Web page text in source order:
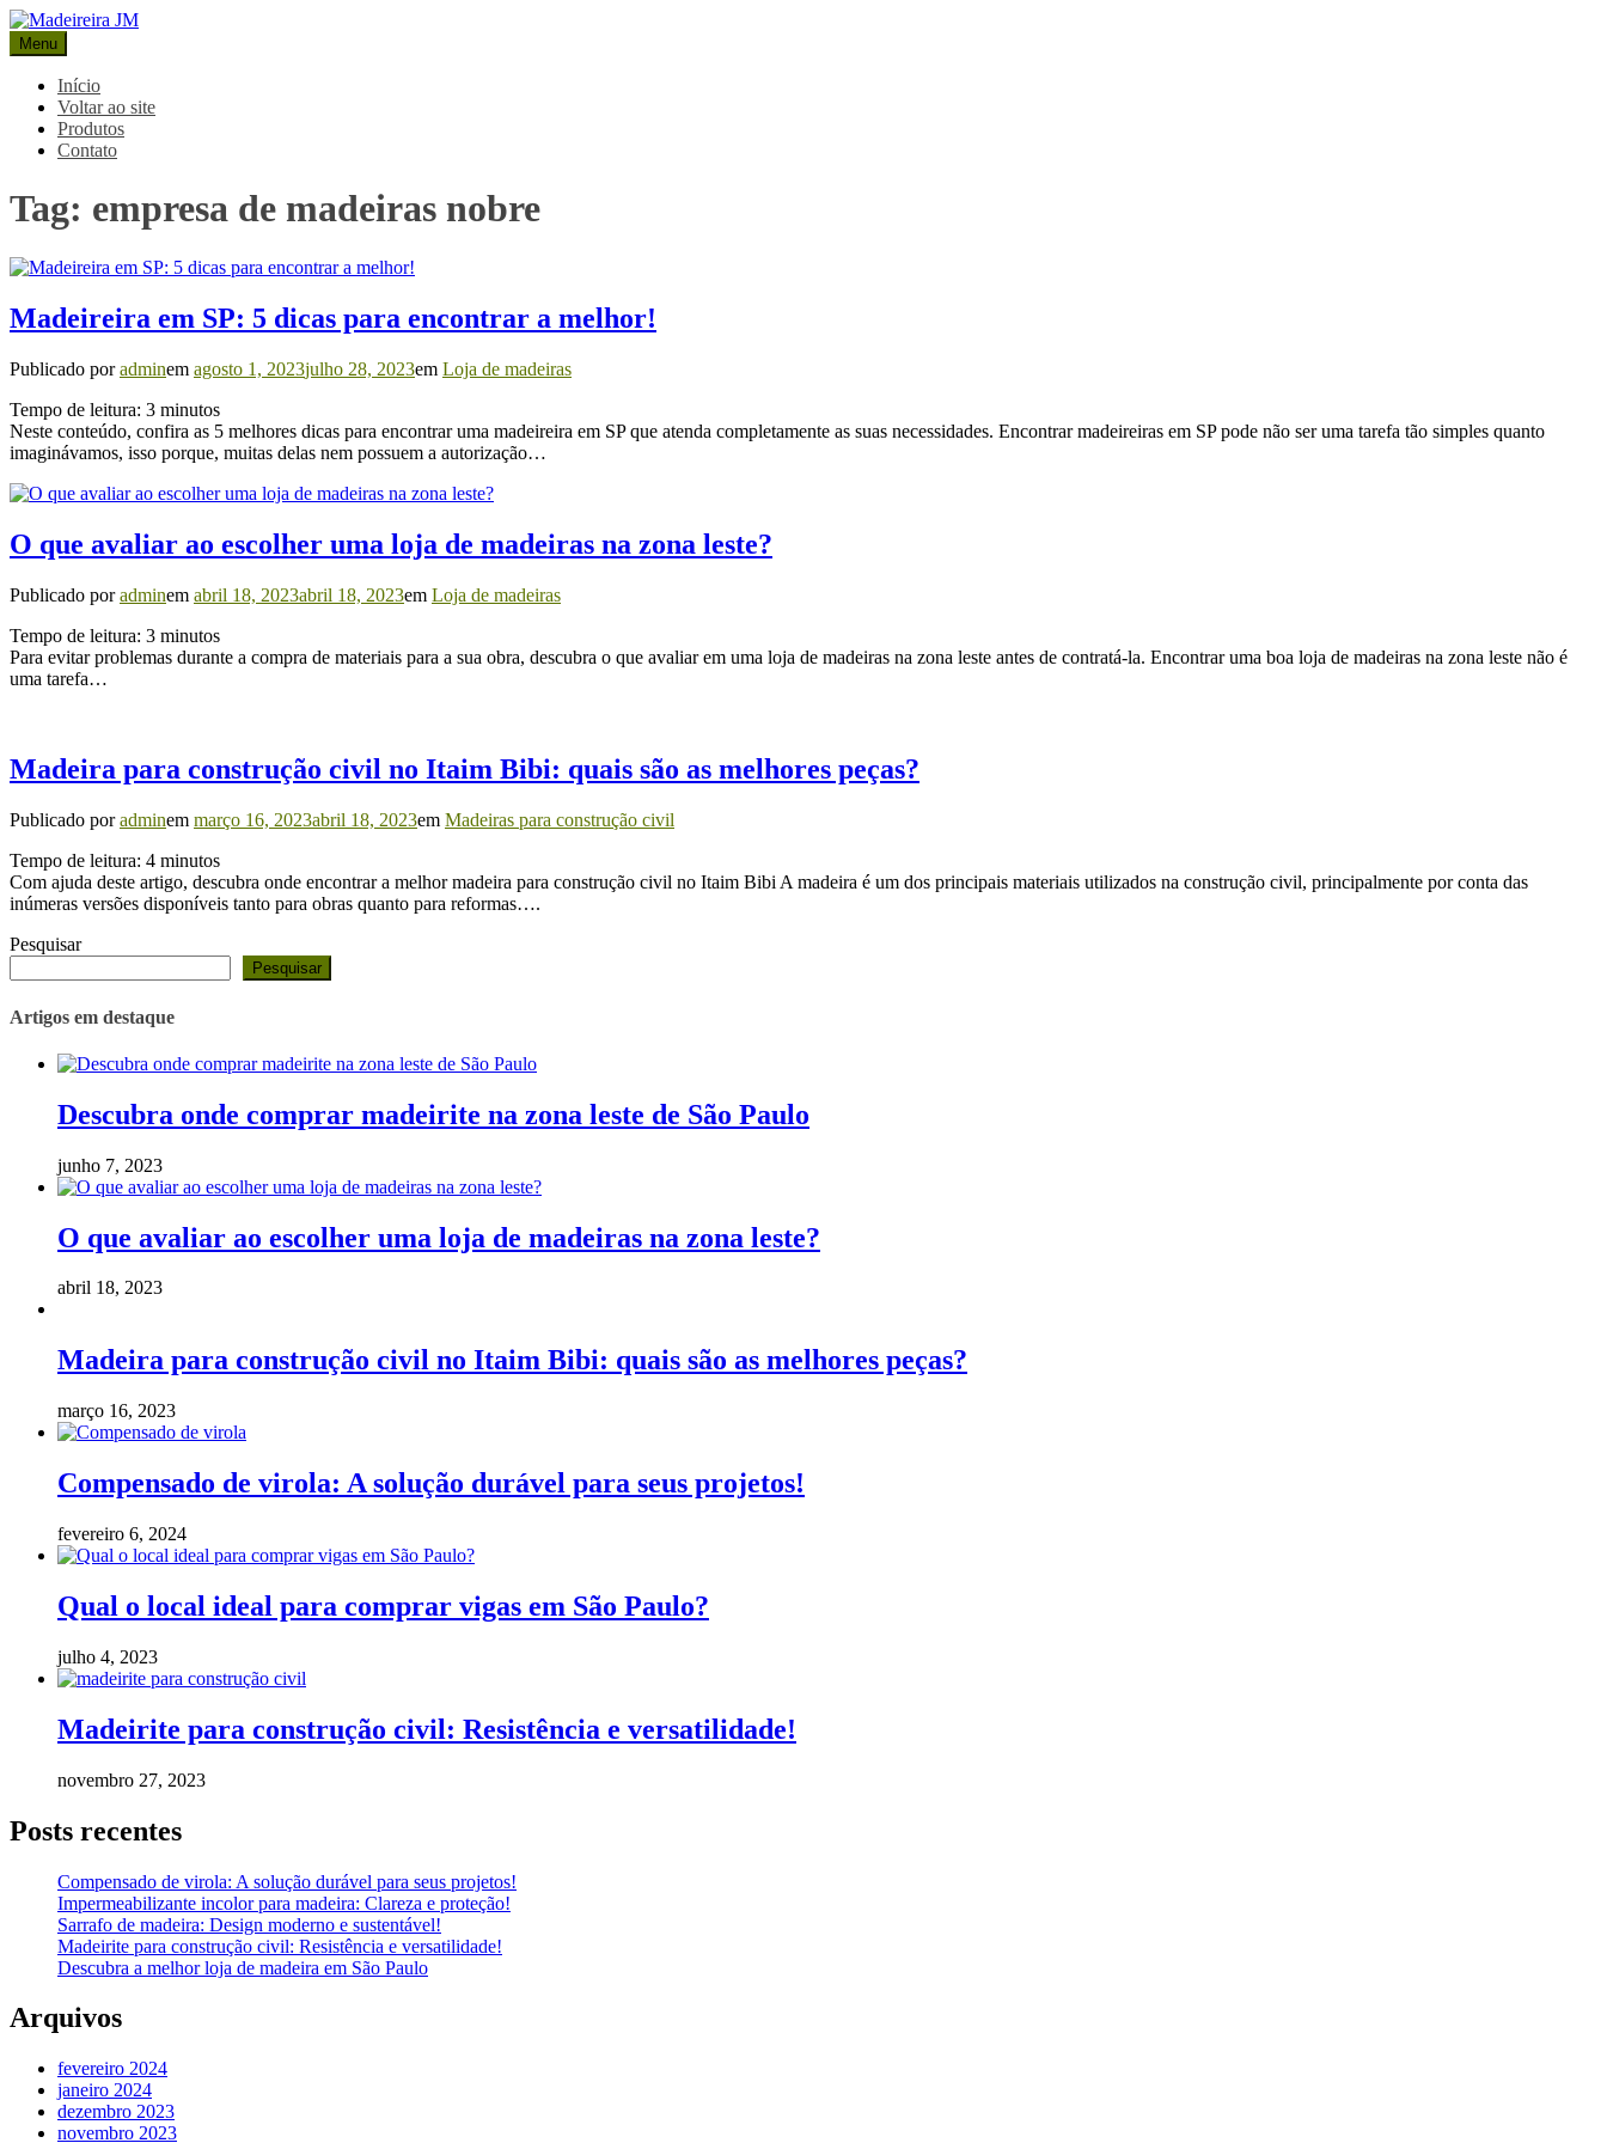
Pular
para
o
conteúdo
Madeireira JM
Blog Madeireira JM
Menu
Início
Voltar ao site
Produtos
Contato
Tag: empresa de madeiras nobre
Madeireira em SP: 5 dicas para encontrar a melhor!
Publicado poradminem agosto 1, 2023julho 28, 2023em Loja de madeiras
Tempo de leitura: 3 minutos
Neste conteúdo, confira as 5 melhores dicas para encontrar uma madeireira em SP que atenda completamente as suas necessidades. Encontrar madeireiras em SP pode não ser uma tarefa tão simples quanto
imaginávamos, isso porque, muitas delas nem possuem a autorização…
O que avaliar ao escolher uma loja de madeiras na zona leste?
Publicado poradminem abril 18, 2023abril 18, 2023em Loja de madeiras
Tempo de leitura: 3 minutos
Para evitar problemas durante a compra de materiais para a sua obra, descubra o que avaliar em uma loja de madeiras na zona leste antes de contratá-la. Encontrar uma boa loja de madeiras na zona leste não é
uma tarefa…
Madeira para construção civil no Itaim Bibi: quais são as melhores peças?
Publicado poradminem março 16, 2023abril 18, 2023em Madeiras para construção civil
Tempo de leitura: 4 minutos
Com ajuda deste artigo, descubra onde encontrar a melhor madeira para construção civil no Itaim Bibi A madeira é um dos principais materiais utilizados na construção civil, principalmente por conta das
inúmeras versões disponíveis tanto para obras quanto para reformas….
Pesquisar
Pesquisar
Artigos em destaque
Descubra onde comprar madeirite na zona leste de São Paulo
junho 7, 2023
O que avaliar ao escolher uma loja de madeiras na zona leste?
abril 18, 2023
Madeira para construção civil no Itaim Bibi: quais são as melhores peças?
março 16, 2023
Compensado de virola: A solução durável para seus projetos!
fevereiro 6, 2024
Qual o local ideal para comprar vigas em São Paulo?
julho 4, 2023
Madeirite para construção civil: Resistência e versatilidade!
novembro 27, 2023
Posts recentes
Compensado de virola: A solução durável para seus projetos!
Impermeabilizante incolor para madeira: Clareza e proteção!
Sarrafo de madeira: Design moderno e sustentável!
Madeirite para construção civil: Resistência e versatilidade!
Descubra a melhor loja de madeira em São Paulo
Arquivos
fevereiro 2024
janeiro 2024
dezembro 2023
novembro 2023